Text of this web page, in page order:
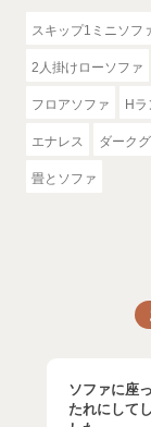
スキップ1ミニソフ
2人掛けローソファ
フロアソファ Hラ
エナレス ダーク
畳とソファ
ソファに座
たれにして